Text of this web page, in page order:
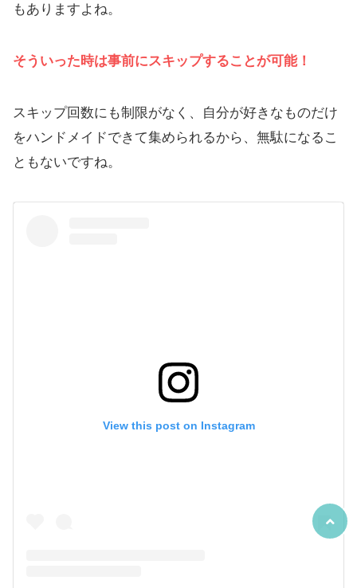
もありますよね。
そういった時は事前にスキップすることが可能！
スキップ回数にも制限がなく、自分が好きなものだけ
をハンドメイドできて集められるから、無駄になるこ
ともないですね。
View this post on Instagram